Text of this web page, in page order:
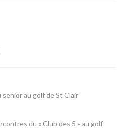
senior au golf de St Clair
du « Club des 5 » au golf